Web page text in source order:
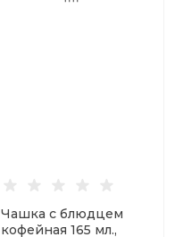
Чашка с блюдцем
кофейная 165 мл.,